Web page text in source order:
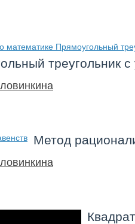
треугольник с
Метод